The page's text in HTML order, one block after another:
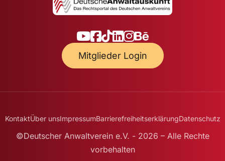
Mitglieder Login
KontaktÜber unsImpressumBarrierefreiheitserklärungDatenschutz
©Deutscher Anwaltverein e.V. - 2026 – Alle Rechte
vorbehalten